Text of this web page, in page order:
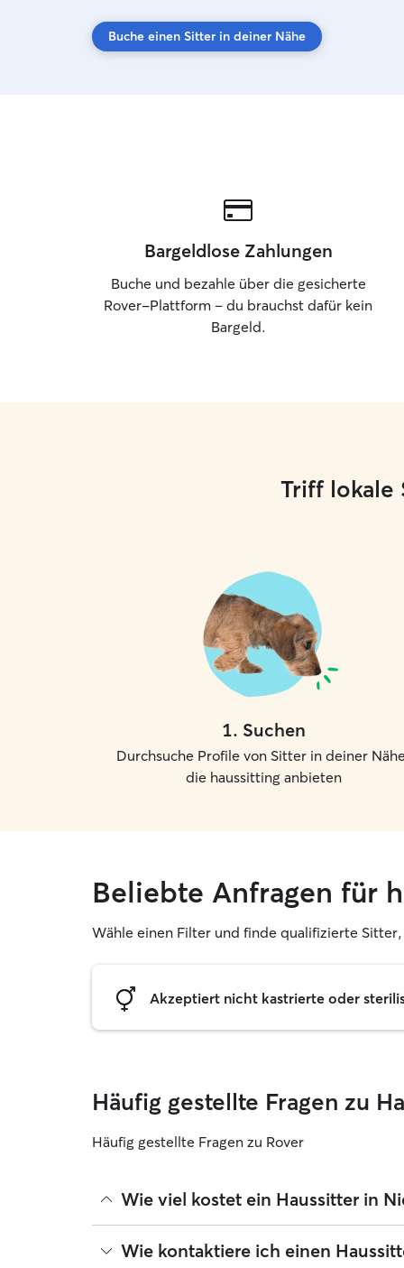
Buche einen Sitter in deiner Nähe
Bargeldlose Zahlungen
Buche und bezahle über die gesicherte
Rover-Plattform – du brauchst dafür kein
Bargeld.
Triff lokale
1. Suchen
Durchsuche Profile von Sitter in deiner
die haussitting anbieten
Beliebte Anfragen für
Wähle einen Filter und finde qualifizierte
Akzeptiert nicht kastrierte oder
Häufig gestellte Fragen zu
Häufig gestellte Fragen zu Rover
Wie viel kostet ein Haussitter in
Haussitter können ihre Preise bei Rover frei
betragen seit August 2026 etwa 30 pro Nacht,
Wie kontaktiere ich einen